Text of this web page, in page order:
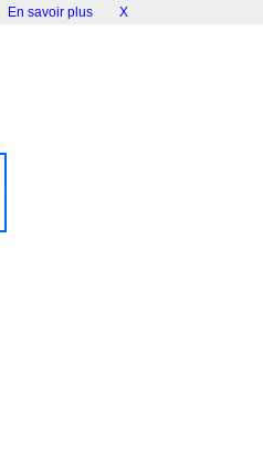
En savoir plus X